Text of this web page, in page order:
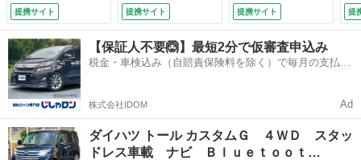
ＥＴＣ アダプティ
ブクルーズコントロ
ール スマートキ
ー 両側自動スライ
ドドア （検10.2）
提携サイト
ラ☆前席シートヒー
ター☆ＬＥＤヘッド
ライト☆クリアラン
スソナー☆スマート
アシスト☆オートハ
ングストップ☆スマ
試乗予約承り中★
（なし）
提携サイト
オートエアコン プ
ッシュスタート ス
マートキー アイド
リングストップ 電
動格納ドアミラー
提携サイト 提
【保証人不要🙆】最短2分で仮審査申込み
税金・車検込み（自賠責保険料を除く）で毎月の支払額
株式会社IDOM Ad
ダイハツ トール カスタムＧ ４ＷＤ スタッ
ドレス車載 ナビ Ｂｌｕｅｔｏｏｔ…